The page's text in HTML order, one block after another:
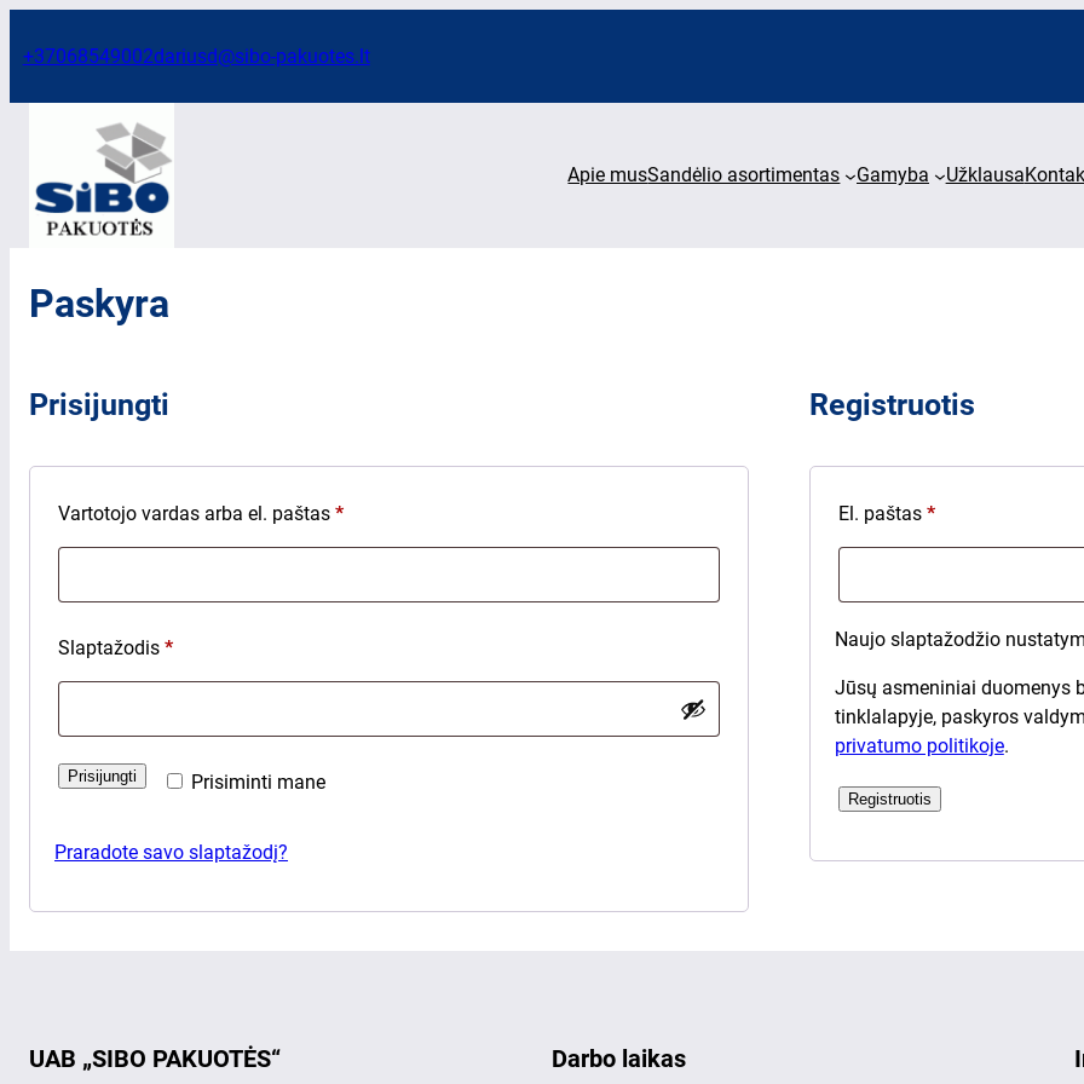
prie
+37068549002dariusd@sibo-pakuotes.lt
Apie musSandėlio asortimentas Gamyba Užklausa
Paskyra
Prisijungti
Vartotojo vardas arba el. paštas *Privalomas
Slaptažodis *Privalomas
Prisiminti mane
Prisijungti
Praradote savo slaptažodį?
Registruotis
El. paštas *Privalomas
Naujo slaptažodžio
Jūsų asmeniniai duomenys
tinklalapyje, paskyros
privatumo politikoje.
Registruotis
UAB „SIBO PAKUOTĖS“ Darbo laikas